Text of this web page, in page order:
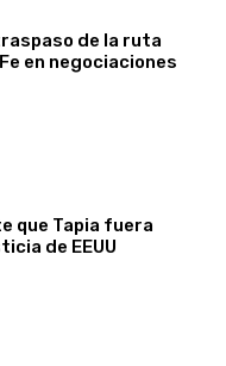
de la ruta
en negociaciones
que Tapia fuera
de EEUU